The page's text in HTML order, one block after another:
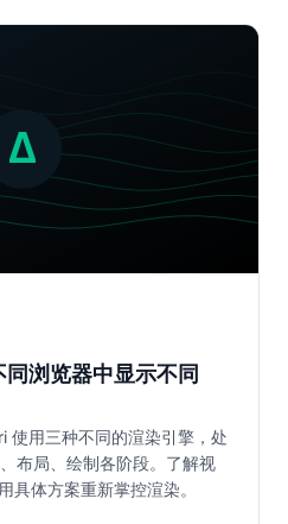
浏览器中显示不同
使用三种不同的渲染引擎，处
布局、绘制各阶段。了解视
具体方案重新掌控渲染。